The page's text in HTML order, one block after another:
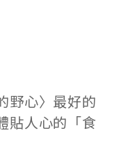
野心〉最好的
貼人心的「食